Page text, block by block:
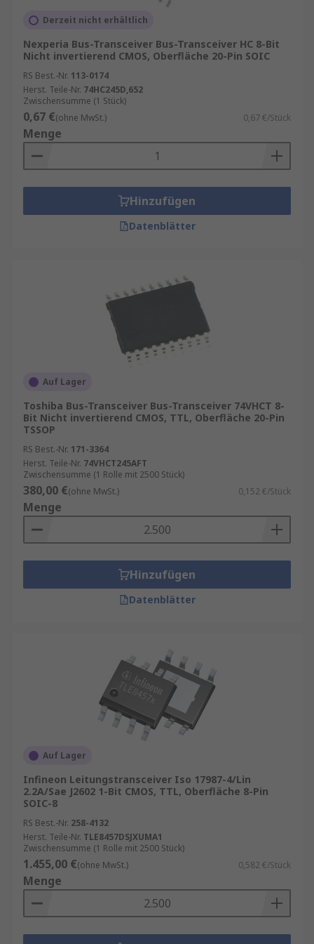
für unterschiedliche Anwendungen
optimiert sind. Dies ermöglicht eine flexible
Integration in verschiedene Systeme.
Energieeffizienz
sind energieeffizient und tragen dazu bei,
den Energieverbrauch in
Kommunikationssystemen zu reduzieren.
Bus-Transceiver sind unverzichtbare
Komponenten in der modernen
Datenkommunikation. Ihre Fähigkeit, schnelle
und zuverlässige Datenübertragung zu
der industriellen Automatisierung, der
Automobilindustrie, der Telekommunikation oder
der Medizintechnik – Bus-Transceiver tragen
maßgeblich zur Effizienz und Leistungsfähigkeit
moderner Systeme bei.
Derzeit nicht erhältlich
Nexperia Bus-Transceiver Bus-Transceiver HC 8-Bit
Nicht invertierend CMOS, Oberfläche 20-Pin SOIC
RS Best.-Nr. 113-0174
Herst. Teile-Nr. 74HC245D,652
Zwischensumme (1 Stück)
0,67 €(ohne MwSt.) 0,67 €/Stück
Menge
Hinzufügen
Datenblätter
Auf Lager
Toshiba Bus-Transceiver Bus-Transceiver 74VHCT 8-
Bit Nicht invertierend CMOS, TTL, Oberfläche 20-Pin
TSSOP
RS Best.-Nr. 171-3364
Herst. Teile-Nr. 74VHCT245AFT
Zwischensumme (1 Rolle mit 2500 Stück)
380,00 €(ohne MwSt.) 0,152 €/Stück
Menge
Hinzufügen
Datenblätter
Auf Lager
Infineon Leitungstransceiver Iso 17987-4/Lin
2.2A/Sae J2602 1-Bit CMOS, TTL, Oberfläche 8-Pin
SOIC-8
RS Best.-Nr. 258-4132
Herst. Teile-Nr. TLE8457DSJXUMA1
Zwischensumme (1 Rolle mit 2500 Stück)
1.455,00 €(ohne MwSt.) 0,582 €/Stück
Menge